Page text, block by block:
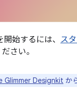
始するには、 ス
さい。
Glimmer Designkit か